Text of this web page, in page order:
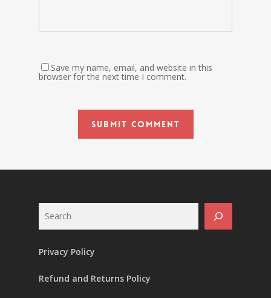
Save my name, email, and website in this
browser for the next time I comment.
Search
Privacy Policy
Refund and Returns Policy